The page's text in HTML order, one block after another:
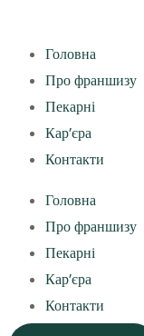
Головна
Про франшизу
Пекарні
Кар’єра
Контакти
Головна
Про франшизу
Пекарні
Кар’єра
Контакти